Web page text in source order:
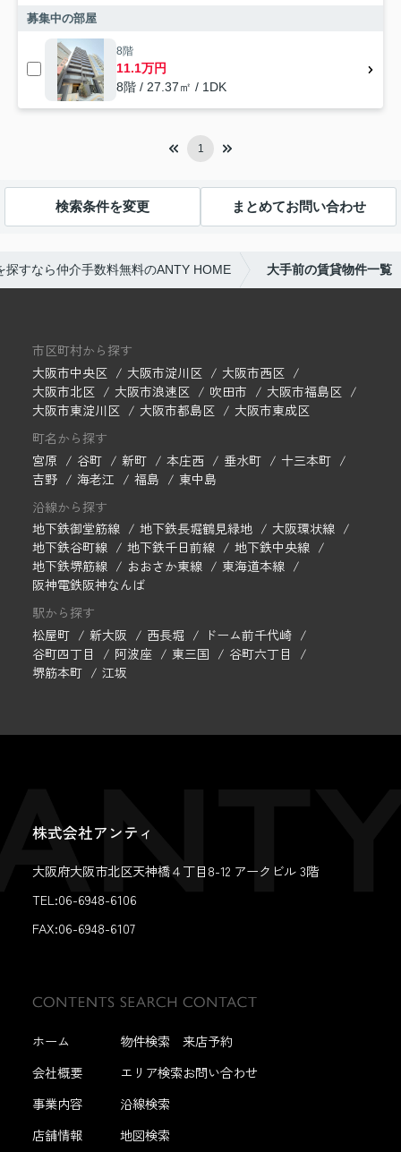
募集中の部屋
8階
11.1万円
8階 / 27.37㎡ / 1DK
1
検索条件を変更 まとめてお問い合わせ
探すなら仲介手数料無料のANTY HOME 大手前の賃貸物件一覧
市区町村から探す
大阪市中央区
大阪市淀川区
大阪市西区
大阪市北区
大阪市浪速区 吹田市
大阪市福島区
大阪市東淀川区
大阪市都島区
大阪市東成区
町名から探す
宮原
谷町 新町 本庄西 垂水町
十三本町
吉野
海老江 福島
東中島
沿線から探す
地下鉄御堂筋線
地下鉄長堀鶴見緑地
大阪環状線
地下鉄谷町線
地下鉄千日前線
地下鉄中央線
地下鉄堺筋線
おおさか東線
東海道本線
阪神電鉄阪神なんば
駅から探す
松屋町
新大阪 西長堀
ドーム前千代崎
谷町四丁目
阿波座 東三国
谷町六丁目
堺筋本町
江坂
株式会社アンティ
大阪府大阪市北区天神橋４丁目8-12 アークビル 3階
TEL:06-6948-6106
FAX:06-6948-6107
ホーム
会社概要
事業内容
店舗情報
物件検索
エリア検索
沿線検索
地図検索
来店予約
お問い合わせ